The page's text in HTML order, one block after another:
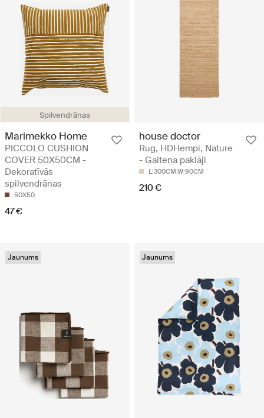
Spilvendrānas
Marimekko Home
PICCOLO CUSHION
COVER 50X50CM -
Dekoratīvās
spilvendrānas
50X50
47 €
house doctor
Rug, HDHempi, Nature
- Gaiteņa paklāji
L:300CM.W:90CM
210 €
Jaunums Jaunums